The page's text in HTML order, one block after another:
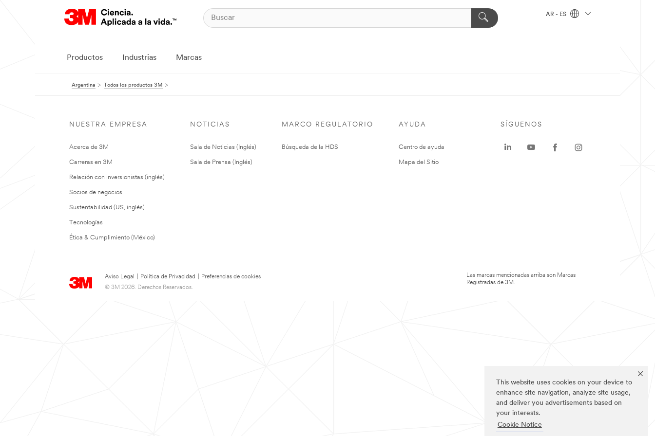
This website uses cookies on your device to
enhance site navigation, analyze site usage,
and deliver you advertisements based on
your interests.
Cookie Notice
AR - ES
Productos Industrias Marcas
Argentina Todos los productos 3M
NUESTRA EMPRESA
Acerca de 3M
Carreras en 3M
Relación con inversionistas (inglés)
Socios de negocios
Sustentabilidad (US, inglés)
Tecnologías
Ética & Cumplimiento (México)
NOTICIAS
Sala de Noticias (Inglés)
Sala de Prensa (Inglés)
MARCO REGULATORIO
Búsqueda de la HDS
AYUDA
Centro de ayuda
Mapa del Sitio
Aviso Legal Política de Privacidad
Preferencias de cookies
© 3M 2026. Derechos Reservados.
SÍGUENOS
Las marcas mencionadas arriba son Marcas
Registradas de 3M.